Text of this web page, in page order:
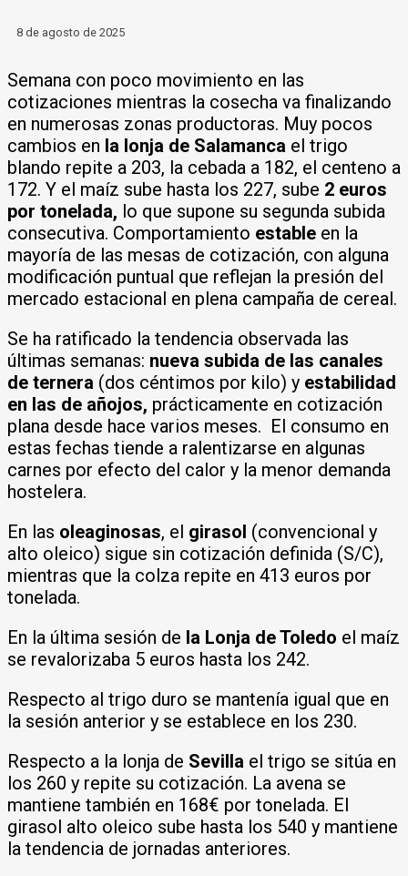
8 de agosto de 2025
Semana con poco movimiento en las
cotizaciones mientras la cosecha va finalizando
en numerosas zonas productoras. Muy pocos
cambios en la lonja de Salamanca el trigo
blando repite a 203, la cebada a 182, el centeno a
172. Y el maíz sube hasta los 227, sube 2 euros
por tonelada, lo que supone su segunda subida
consecutiva. Comportamiento estable en la
mayoría de las mesas de cotización, con alguna
modificación puntual que reflejan la presión del
mercado estacional en plena campaña de cereal.
Se ha ratificado la tendencia observada las
últimas semanas: nueva subida de las canales
de ternera (dos céntimos por kilo) y estabilidad
en las de añojos, prácticamente en cotización
plana desde hace varios meses. El consumo en
estas fechas tiende a ralentizarse en algunas
carnes por efecto del calor y la menor demanda
hostelera.
En las oleaginosas, el girasol (convencional y
alto oleico) sigue sin cotización definida (S/C),
mientras que la colza repite en 413 euros por
tonelada.
En la última sesión de la Lonja de Toledo el maíz
se revalorizaba 5 euros hasta los 242.
Respecto al trigo duro se mantenía igual que en
la sesión anterior y se establece en los 230.
Respecto a la lonja de Sevilla el trigo se sitúa en
los 260 y repite su cotización. La avena se
mantiene también en 168€ por tonelada. El
girasol alto oleico sube hasta los 540 y mantiene
la tendencia de jornadas anteriores.